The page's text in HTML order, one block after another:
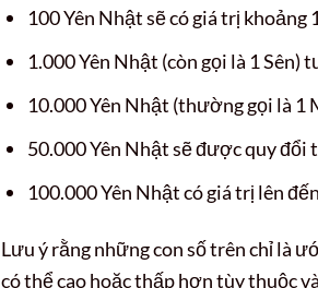
100 Yên Nhật sẽ có giá trị khoảng
1.000 Yên Nhật (còn gọi là 1
10.000 Yên Nhật (thường gọi là 1
50.000 Yên Nhật sẽ được quy đổi
100.000 Yên Nhật có giá trị lên
Lưu ý rằng những con số trên chỉ là
có thể cao hoặc thấp hơn tùy thuộc